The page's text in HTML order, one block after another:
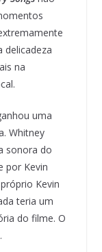
delicadeza
na
uma
Whitney
sonora do
por Kevin
Kevin
teria um
do filme. O